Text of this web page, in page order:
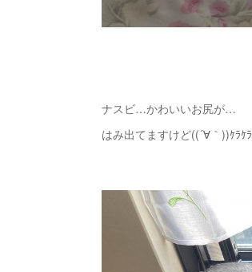
ナスビ…かわいいお尻が…
はみ出てますけど((´∀｀))ｹﾗｹﾗ